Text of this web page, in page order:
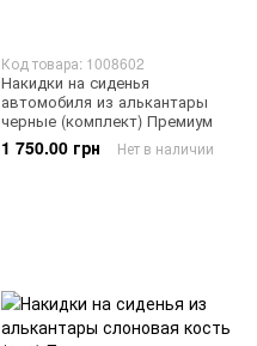
Код товара: 1008602
Накидки на сиденья
автомобиля из алькантары
черные (комплект) Премиум
1 750.00 грн Нет в наличии